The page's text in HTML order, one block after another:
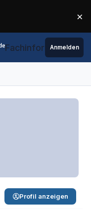
×
Fachinformatiker.de
Anmelden
Profil anzeigen